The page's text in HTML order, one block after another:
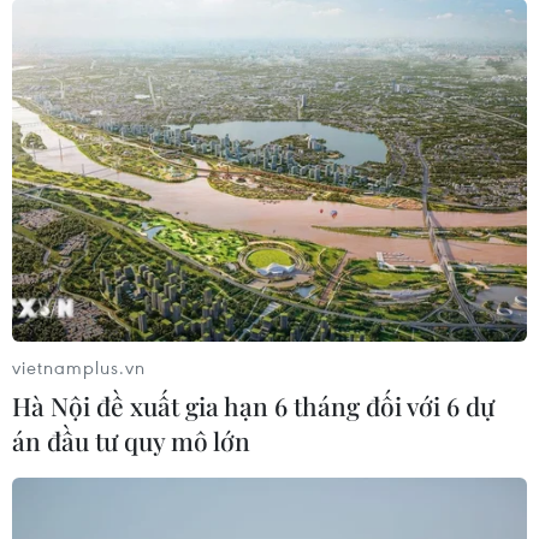
HLV Kim Sang-sik: 'Tuyển Việt Nam
hướng tới chiến thắng để giữ ngôi
đầu bảng'
06/08/2026 07:25
Chủ tịch Liên đoàn Bóng đá thế giới
chịu sức ép chưa từng có
Futsal Việt Nam bất bại sau trận hòa
vietnamplus.vn
Hà Nội đề xuất gia hạn 6 tháng đối với 6 dự
án đầu tư quy mô lớn